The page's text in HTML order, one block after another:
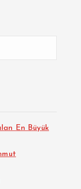
En Büyük